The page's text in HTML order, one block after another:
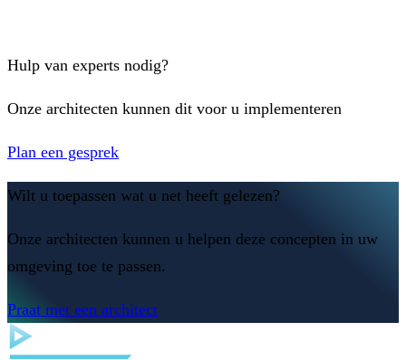
Hulp van experts nodig?
Onze architecten kunnen dit voor u implementeren
Plan een gesprek
Wilt u toepassen wat u net heeft gelezen?
Onze architecten kunnen u helpen deze concepten in uw
omgeving toe te passen.
Praat met een architect